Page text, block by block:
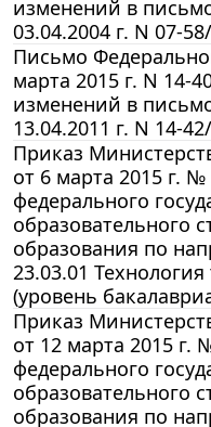
изменений в
03.04.2004 г. N 07-
Письмо
марта 2015 г. N 14-
изменений в
13.04.2011 г. N 14-
Приказ
от 6 марта 2015 г.
федерального
образовательного
образования по
23.03.01
(уровень
Приказ
от 12 марта 2015 г.
федерального
образовательного
образования по